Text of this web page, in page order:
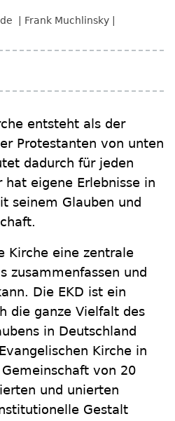
Frank Muchlinsky
entsteht als der
Protestanten von unten
dadurch für jeden
hat eigene Erlebnisse in
seinem Glauben und
Kirche eine zentrale
zusammenfassen und
Die EKD ist ein
die ganze Vielfalt des
in Deutschland
Kirche in
von 20
und unierten
Gestalt